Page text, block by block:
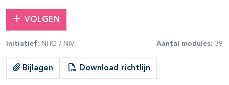
VOLGEN
Initiatief: NHG / NIV Aantal modules: 39
Bijlagen Download richtlijn
open- en dichtklappen
open- en dichtklappen